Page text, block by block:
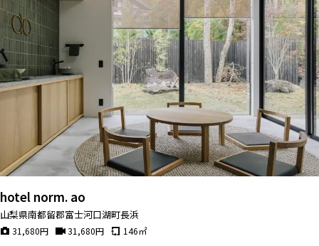
hotel norm. ao
山梨県南都留郡富士河口湖町長浜
31,680円 31,680円 146㎡